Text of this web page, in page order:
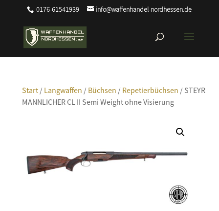
0176-61541939 info@waffenhandel-nordhessen.de
Start/ Langwaffen / Büchsen / Repetierbüchsen / STEYR
MANNLICHER CL II Semi Weight ohne Visierung